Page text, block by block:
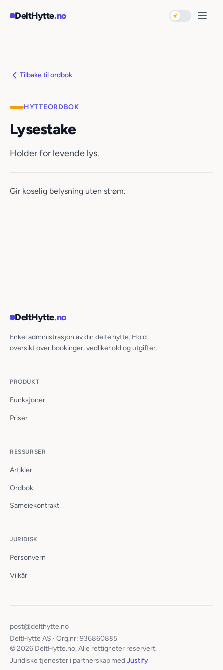
DeltHytte.no Bytt til mørk
Åpne
Tilbake til ordbok
HYTTEORDBOK
Lysestake
Holder for levende lys.
Gir koselig belysning uten strøm.
DeltHytte.no
Enkel administrasjon av din delte hytte. Hold
oversikt over bookinger, vedlikehold og utgifter.
PRODUKT
Funksjoner
Priser
RESSURSER
Artikler
Ordbok
Sameiekontrakt
JURIDISK
Personvern
Vilkår
post@delthytte.no
DeltHytte AS · Org.nr: 936860885
© 2026 DeltHytte.no. Alle rettigheter reservert.
Juridiske tjenester i partnerskap medJustify